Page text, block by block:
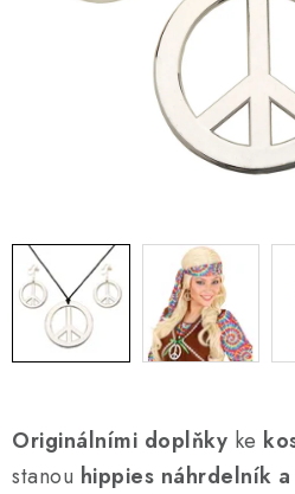
Nejčastější otázky a
Doprava a poštovné
Vrácení a
Podmínky
Originálními doplňky ke
stanou hippies náhrdelník a